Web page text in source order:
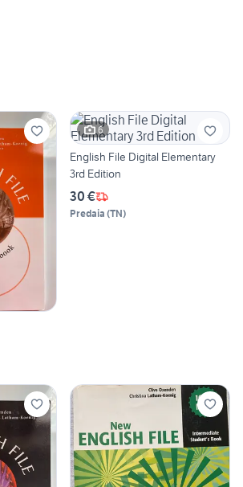
6
English File Digital Elementary
3rd Edition
30 €
Predaia (TN)